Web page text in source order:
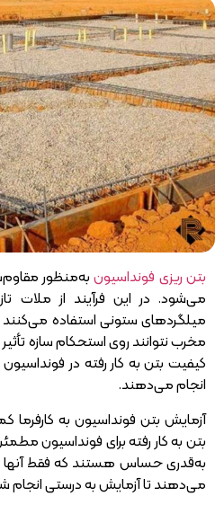
بتن ریزی فونداسیونبه‌منظور
می‌شود. در این فرآیند از ملات
میلگرد‌های ستونی استفاده
مخرب نتوانند روی استحکام سازه
کیفیت بتن به کار رفته در
انجام می‌دهند.
آزمایش بتن فونداسیون به کارفرما
بتن به کار رفته برای فونداسیون
به‌قدری حساس هستند که فقط آنها را
می‌دهند تا آزمایش به درستی انجام